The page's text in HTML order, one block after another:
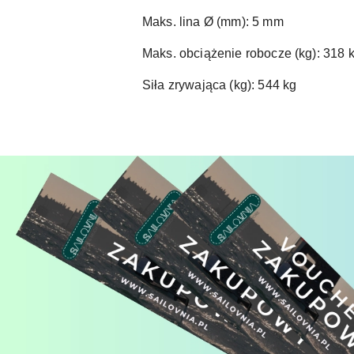
Maks. lina Ø (mm): 5 mm
Maks. obciążenie robocze (kg): 318
Siła zrywająca (kg): 544 kg